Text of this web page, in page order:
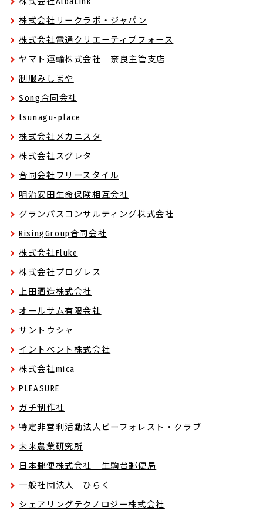
株式会社リークラボ・ジャパン
株式会社電通クリエーティブフォース
ヤマト運輸株式会社 奈良主管支店
制服みしまや
Song合同会社
tsunagu-place
株式会社メカニスタ
株式会社スグレタ
合同会社フリースタイル
明治安田生命保険相互会社
グランパスコンサルティング株式会社
RisingGroup合同会社
株式会社Fluke
株式会社プログレス
上田酒造株式会社
オールサム有限会社
サントウシャ
イントベント株式会社
株式会社mica
PLEASURE
ガチ制作社
特定非営利活動法人ビーフォレスト・クラブ
未来農業研究所
日本郵便株式会社 生駒台郵便局
一般社団法人 ひらく
シェアリングテクノロジー株式会社